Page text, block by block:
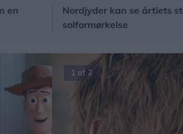
Nordjyder kan se årtiets største
solformørkelse
1 af 2